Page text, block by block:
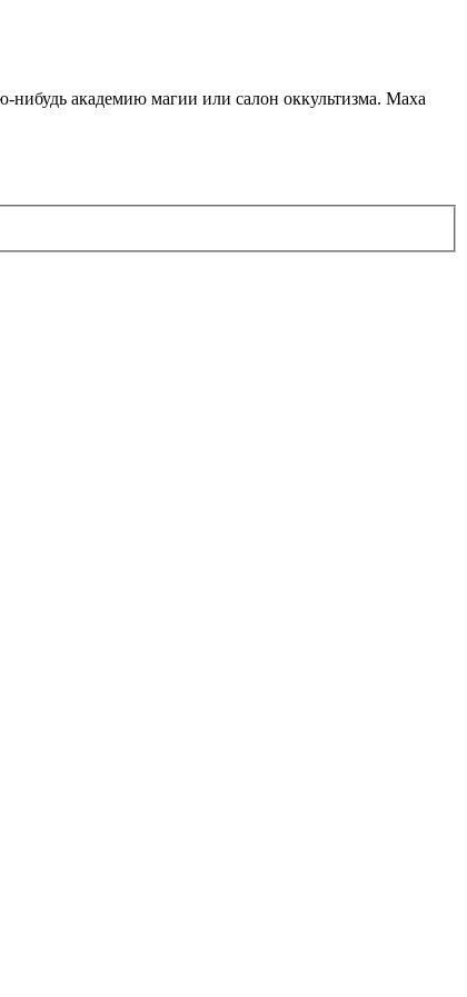
нибудь академию магии или салон оккультизма. Маха